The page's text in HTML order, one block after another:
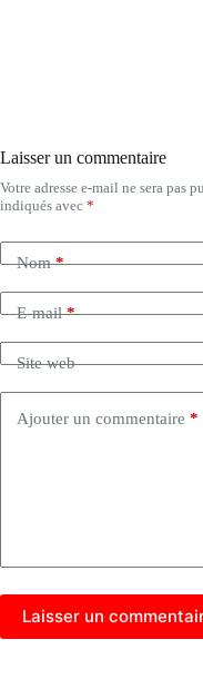
Laisser un commentaire
Votre adresse e-mail ne sera pas
indiqués avec *
Nom*
E-mail*
Site web
Ajouter un commentaire *
Laisser un